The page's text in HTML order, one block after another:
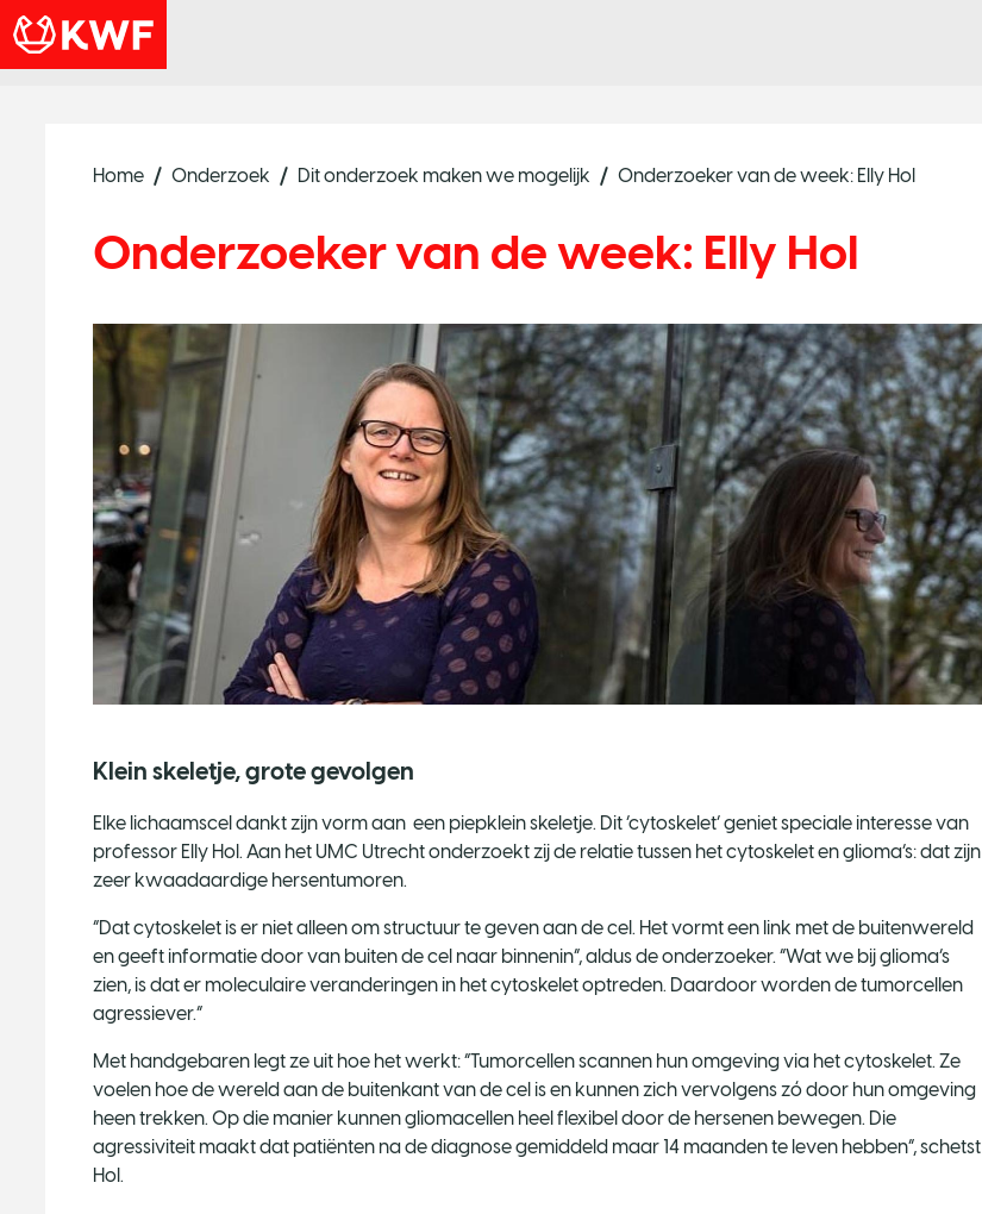
Home Onderzoek Dit onderzoek maken we mogelijk Onderzoeker van de week: Elly Hol
Onderzoeker van de week: Elly Hol
Klein skeletje, grote gevolgen
​Elke lichaamscel dankt zijn vorm aan een piepklein skeletje. Dit ‘cytoskelet’ geniet speciale interesse van
professor Elly Hol. Aan het UMC Utrecht onderzoekt zij de relatie tussen het cytoskelet en glioma’s: dat zijn
zeer kwaadaardige hersentumoren.
“Dat cytoskelet is er niet alleen om structuur te geven aan de cel. Het vormt een link met de buitenwereld
en geeft informatie door van buiten de cel naar binnenin”, aldus de onderzoeker. “Wat we bij glioma’s
zien, is dat er moleculaire veranderingen in het cytoskelet optreden. Daardoor worden de tumorcellen
agressiever.”
Met handgebaren legt ze uit hoe het werkt: “Tumorcellen scannen hun omgeving via het cytoskelet. Ze
voelen hoe de wereld aan de buitenkant van de cel is en kunnen zich vervolgens zó door hun omgeving
heen trekken. Op die manier kunnen gliomacellen heel flexibel door de hersenen bewegen. Die
agressiviteit maakt dat patiënten na de diagnose gemiddeld maar 14 maanden te leven hebben”, schetst
Hol.